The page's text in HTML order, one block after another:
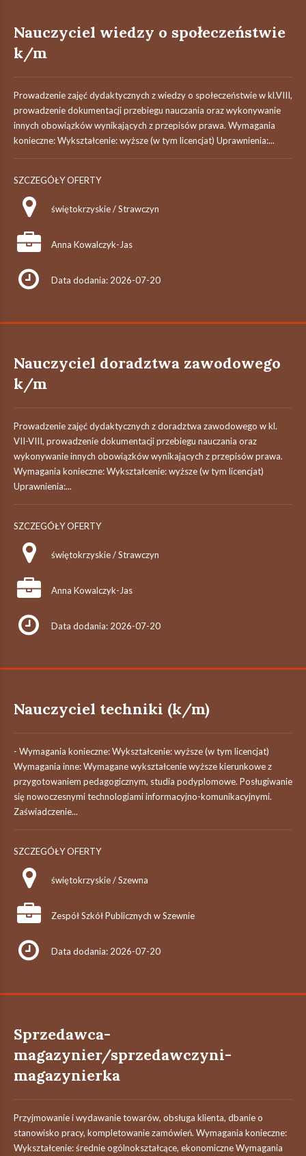
Nauczyciel wiedzy o społeczeństwie
k/m
Prowadzenie zajęć dydaktycznych z wiedzy o społeczeństwie w kl.VIII,
prowadzenie dokumentacji przebiegu nauczania oraz wykonywanie
innych obowiązków wynikających z przepisów prawa. Wymagania
konieczne: Wykształcenie: wyższe (w tym licencjat) Uprawnienia:...
SZCZEGÓŁY OFERTY
świętokrzyskie / Strawczyn
Anna Kowalczyk-Jas
Data dodania: 2026-07-20
Nauczyciel doradztwa zawodowego
k/m
Prowadzenie zajęć dydaktycznych z doradztwa zawodowego w kl.
VII-VIII, prowadzenie dokumentacji przebiegu nauczania oraz
wykonywanie innych obowiązków wynikających z przepisów prawa.
Wymagania konieczne: Wykształcenie: wyższe (w tym licencjat)
Uprawnienia:...
SZCZEGÓŁY OFERTY
świętokrzyskie / Strawczyn
Anna Kowalczyk-Jas
Data dodania: 2026-07-20
Nauczyciel techniki (k/m)
- Wymagania konieczne: Wykształcenie: wyższe (w tym licencjat)
Wymagania inne: Wymagane wykształcenie wyższe kierunkowe z
przygotowaniem pedagogicznym, studia podyplomowe. Posługiwanie
się nowoczesnymi technologiami informacyjno-komunikacyjnymi.
Zaświadczenie...
SZCZEGÓŁY OFERTY
świętokrzyskie / Szewna
Zespół Szkół Publicznych w Szewnie
Data dodania: 2026-07-20
Sprzedawca-
magazynier/sprzedawczyni-
magazynierka
Przyjmowanie i wydawanie towarów, obsługa klienta, dbanie o
stanowisko pracy, kompletowanie zamówień. Wymagania konieczne:
Wykształcenie: średnie ogólnokształcące, ekonomiczne Wymagania